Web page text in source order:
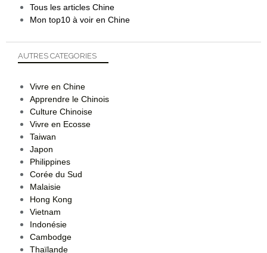
Tous les articles Chine
Mon top10 à voir en Chine
AUTRES CATEGORIES
Vivre en Chine
Apprendre le Chinois
Culture Chinoise
Vivre en Ecosse
Taiwan
Japon
Philippines
Corée du Sud
Malaisie
Hong Kong
Vietnam
Indonésie
Cambodge
Thaïlande